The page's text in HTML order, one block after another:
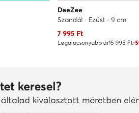
DeeZee
Szandál · Ezüst · 9 cm
Aktuális ár
7 995 Ft
Legalacsonyabb ár15 995 Ft-
keresel?
kiválasztott méretben